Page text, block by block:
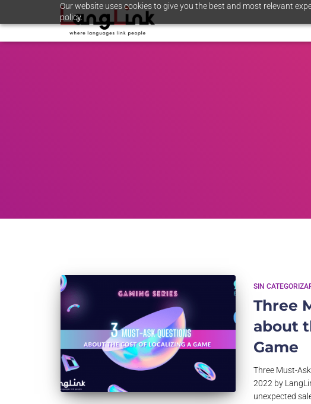
Our website uses cookies to give you the best and most relevant
policy.
SIN
Three
about
Game
Three Must-
2022 by
unexpected